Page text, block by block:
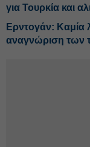
για Τουρκία και
Eρντογάν: Καμία
αναγνώριση των